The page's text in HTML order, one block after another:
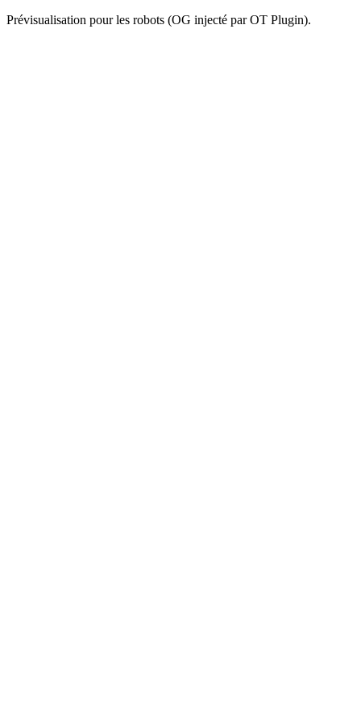
Prévisualisation pour les robots (OG injecté par OT Plugin).